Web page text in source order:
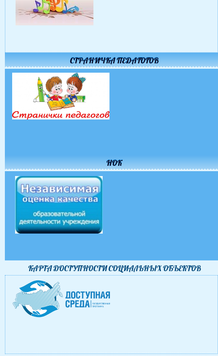
СТРАНИЧКА ПЕДАГОГОВ
НОК
КАРТА ДОСТУПНОСТИ CОЦИАЛЬНЫХ ОБЪЕКТОВ